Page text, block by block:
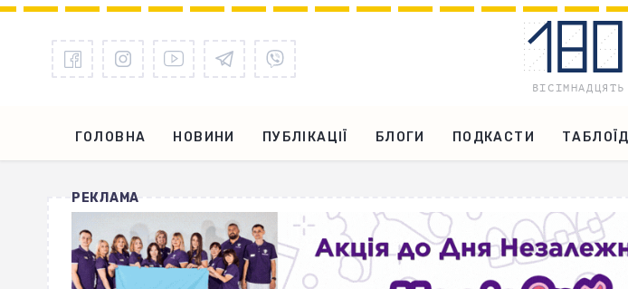
ГОЛОВНА НОВИНИ ПУБЛІКАЦІЇ БЛОГИ ПОДКАСТИ ТАБЛОЇД
РЕКЛАМА